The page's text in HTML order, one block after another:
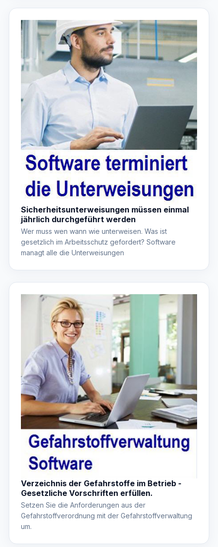
Sicherheitsunterweisungen müssen einmal
jährlich durchgeführt werden
Wer muss wen wann wie unterweisen. Was ist
gesetzlich im Arbeitsschutz gefordert? Software
managt alle die Unterweisungen
Verzeichnis der Gefahrstoffe im Betrieb -
Gesetzliche Vorschriften erfüllen.
Setzen Sie die Anforderungen aus der
Gefahrstoffverordnung mit der Gefahrstoffverwaltung
um.